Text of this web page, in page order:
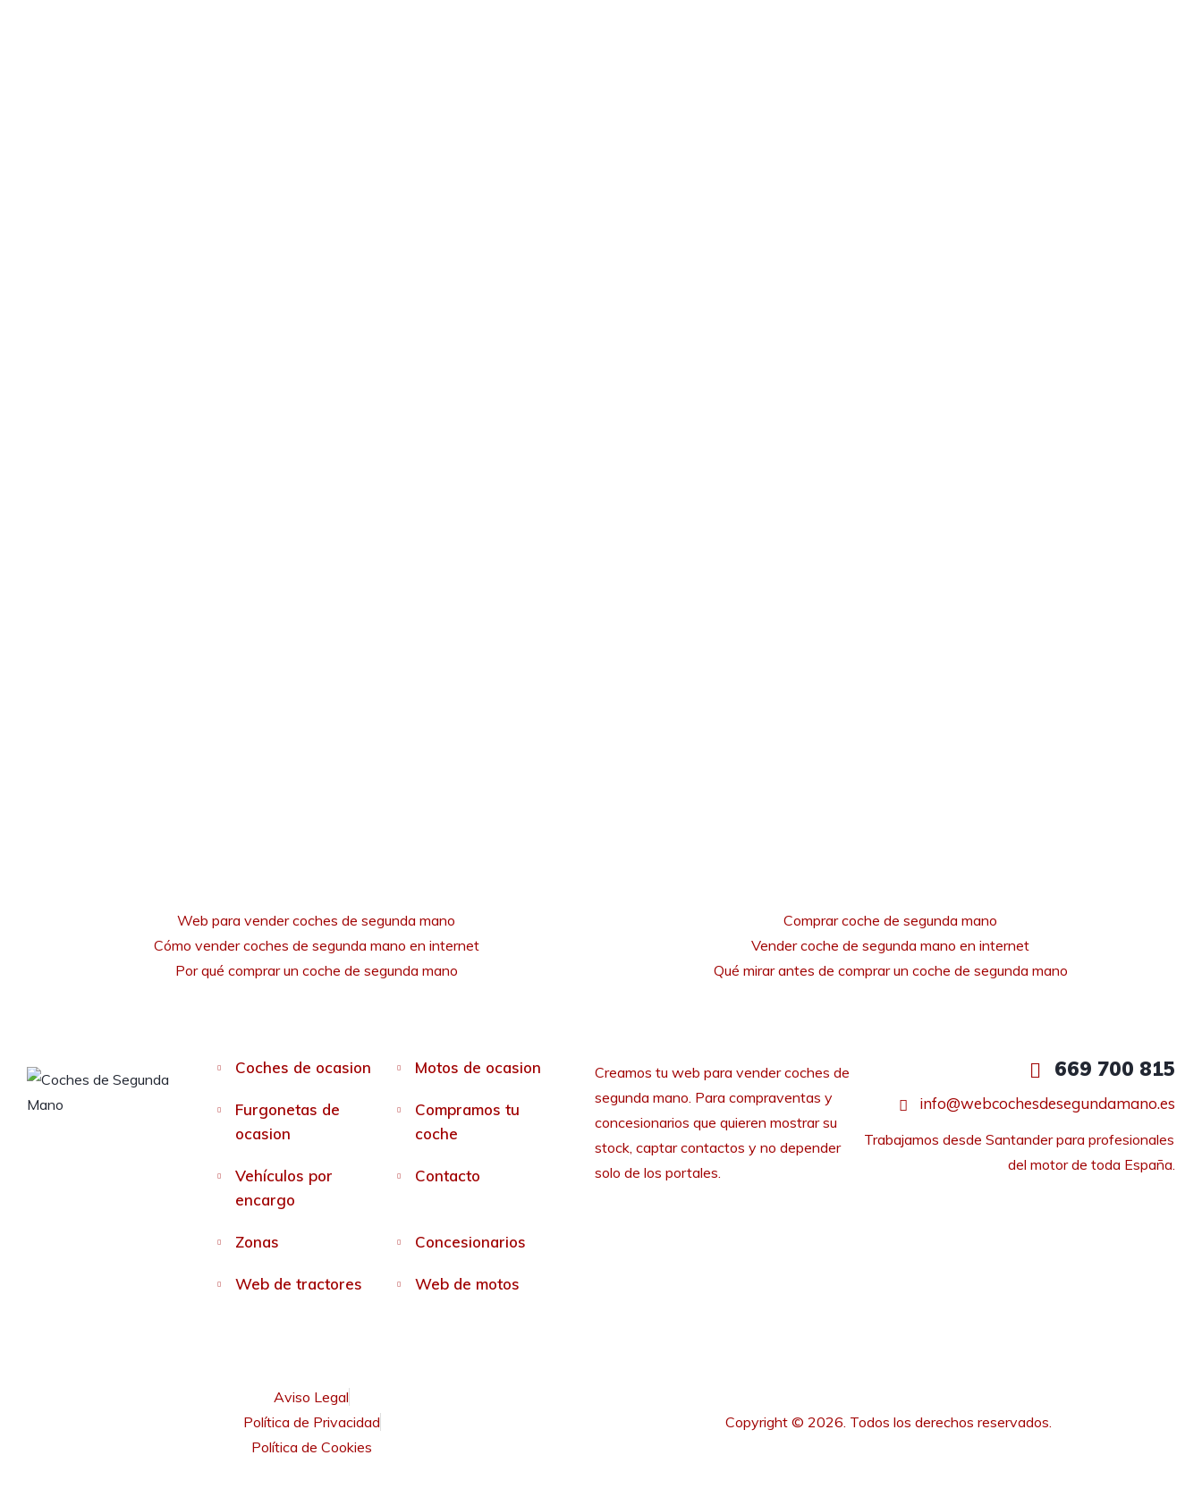
Web para vender coches de segunda mano
Cómo vender coches de segunda mano en internet
Por qué comprar un coche de segunda mano
Comprar coche de segunda mano
Vender coche de segunda mano en internet
Qué mirar antes de comprar un coche de segunda mano
Coches de ocasion Motos de ocasion
Furgonetas de
ocasion
Compramos tu
coche
Vehículos por
encargo
Contacto
Zonas Concesionarios
Web de tractores Web de motos
Creamos tu web para vender coches de
segunda mano. Para compraventas y
concesionarios que quieren mostrar su
stock, captar contactos y no depender
solo de los portales.
669 700 815
info@webcochesdesegundamano.es
Trabajamos desde Santander para profesionales
del motor de toda España.
Aviso Legal
Política de Privacidad
Política de Cookies
Copyright © 2026. Todos los derechos reservados.